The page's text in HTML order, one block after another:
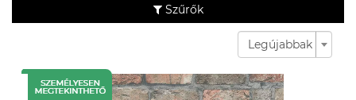
Szűrők
Legújabbak